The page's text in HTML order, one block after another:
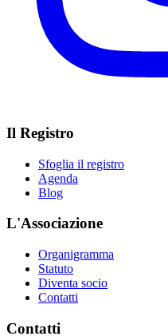
Il Registro
Sfoglia il registro
Agenda
Blog
L'Associazione
Organigramma
Statuto
Diventa socio
Contatti
Contatti